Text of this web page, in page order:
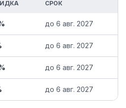
СРОК
до 6 авг. 2027
до 6 авг. 2027
до 6 авг. 2027
до 6 авг. 2027